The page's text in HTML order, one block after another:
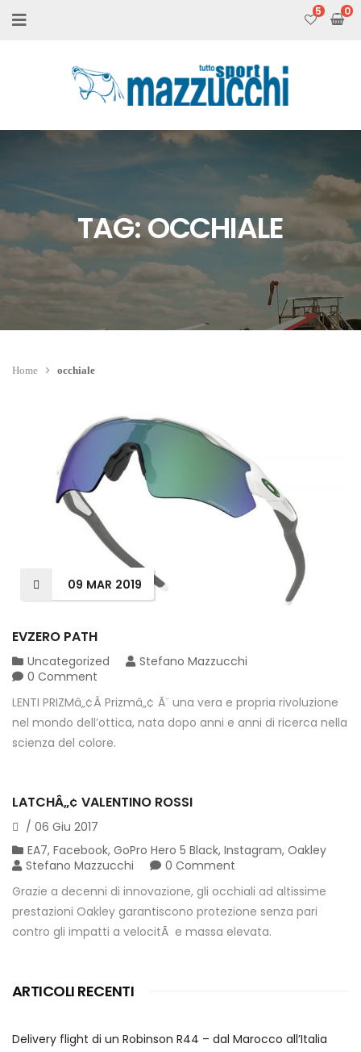
5
TAG:OCCHIALE
Home occhiale
09 MAR 2019
EVZERO PATH
Uncategorized
Stefano Mazzucchi
0 Comment
LENTI PRIZMâ„¢Â Prizmâ„¢ Ã¨ una vera e propria rivoluzione
nel mondo dell’ottica, nata dopo anni e anni di ricerca nella
scienza del colore.
LATCHÂ„¢ VALENTINO ROSSI
/ 06 Giu 2017
EA7, Facebook, GoPro Hero 5 Black, Instagram, Oakley
Stefano Mazzucchi
0 Comment
Grazie a decenni di innovazione, gli occhiali ad altissime
prestazioni Oakley garantiscono protezione senza pari
contro gli impatti a velocitÃ e massa elevata.
ARTICOLI RECENTI
Delivery flight di un Robinson R44 – dal Marocco all’Italia